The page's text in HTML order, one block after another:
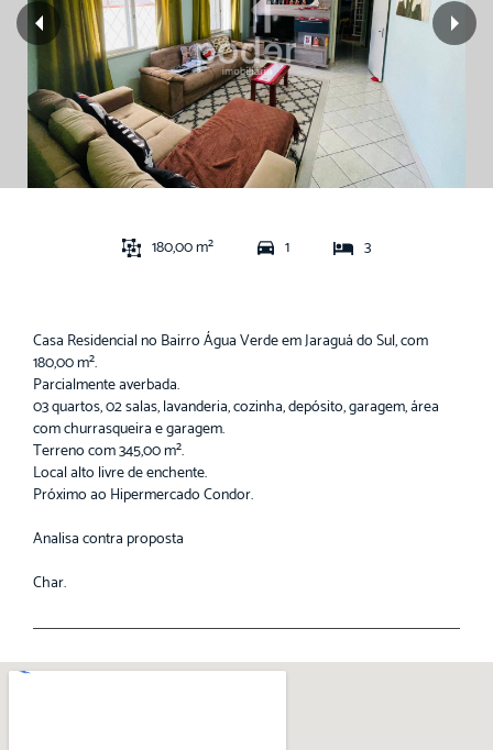
180,00 m² 1 3
Casa Residencial no Bairro Água Verde em Jaraguá do Sul, com
180,00 m².
Parcialmente averbada.
03 quartos, 02 salas, lavanderia, cozinha, depósito, garagem, área
com churrasqueira e garagem.
Terreno com 345,00 m².
Local alto livre de enchente.
Próximo ao Hipermercado Condor.
Analisa contra proposta
Char.